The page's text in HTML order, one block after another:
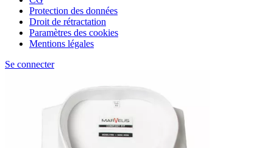
Protection des données
Droit de rétractation
Paramètres des cookies
Mentions légales
Se connecter